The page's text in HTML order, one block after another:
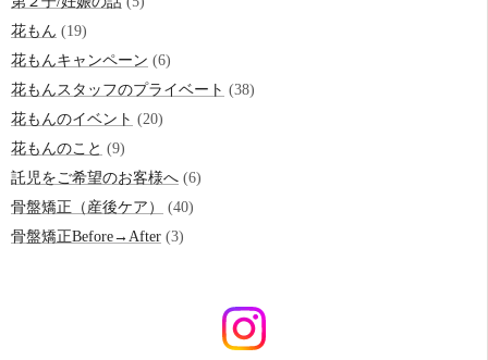
花もん (19)
花もんキャンペーン (6)
花もんスタッフのプライベート (38)
花もんのイベント (20)
花もんのこと (9)
託児をご希望のお客様へ (6)
骨盤矯正（産後ケア）
(40)
骨盤矯正Before→After (3)